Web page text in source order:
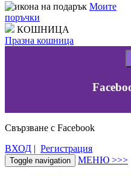
Моите
поръчки
КОШНИЦА
Празна кошница
Свързване с Facebook
ВХОД | Регистрация
Toggle navigation МЕНЮ >>>